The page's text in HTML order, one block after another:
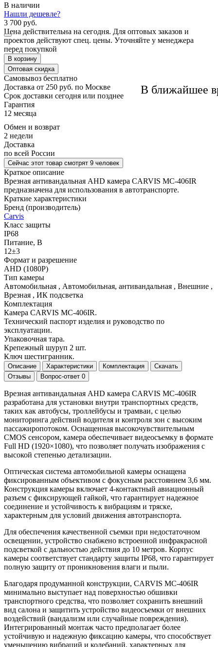
В наличии
Нашли дешевле?
В ближайшее
3 700 руб.
Цена действительна на сегодня. Для оптовых заказов и
проектов действуют спец. цены. Уточняйте у менеджера
перед покупкой
В корзину
Оптовая скидка
Самовывоз бесплатно
Доставка от 250 руб. по Москве
Cрок доставки сегодня или позднее
Гарантия
12 месяца
Обмен и возврат
2 недели
Доставка
по всей России
Сейчас этот товар смотрят 9 человек
Краткое описание
Врезная антивандальная AHD камера CARVIS MC-406IR
предназначена для использования в автотранспорте.
Краткие характеристики
Бренд (производитель)
Carvis
Класс защиты
IP68
Питание, В
12±3
Формат и разрешение
AHD (1080Р)
Тип камеры
Автомобильная , Автомобильная, антивандальная , Внешние ,
Врезная , ИК подсветка
Комплектация
Камера CARVIS MC-406IR.
Технический паспорт изделия и руководство по
эксплуатации.
Упаковочная тара.
Крепежный шуруп 2 шт.
Ключ шестигранник.
Описание Характеристики Комплектация
Скачать
Отзывы
Вопрос-ответ 0
Врезная антивандальная AHD камера CARVIS MC-406IR
разработана для установки внутри транспортных средств,
таких как автобусы, троллейбусы и трамваи, с целью
мониторинга действий водителя и контроля зон с высоким
пассажиропотоком. Оснащенная высокочувствительным
CMOS сенсором, камера обеспечивает видеосъемку в формате
Full HD (1920×1080), что позволяет получать изображения с
высокой степенью детализации.
Оптическая система автомобильной камеры оснащена
фиксированным объективом с фокусным расстоянием 3,6 мм.
Конструкция камеры включает 4-контактный авиационный
разъем с фиксирующей гайкой, что гарантирует надежное
соединение и устойчивость к вибрациям и тряске,
характерным для условий движения автотранспорта.
Для обеспечения качественной съемки при недостаточном
освещении, устройство снабжено встроенной инфракрасной
подсветкой с дальностью действия до 10 метров. Корпус
камеры соответствует стандарту защиты IP68, что гарантирует
полную защиту от проникновения влаги и пыли.
Благодаря продуманной конструкции, CARVIS MC-406IR
минимально выступает над поверхностью обшивки
транспортного средства, что позволяет сохранить внешний
вид салона и защитить устройство видеосъемки от внешних
воздействий (вандализм или случайные повреждения).
Интегрированный монтаж часто предполагает более
устойчивую и надежную фиксацию камеры, что способствует
уменьшению вибраций и колебаний, характерных для